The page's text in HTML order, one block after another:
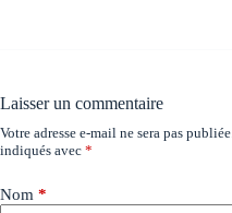
Laisser un commentaire
Votre adresse e-mail ne sera pas publiée.
indiqués avec *
Nom *